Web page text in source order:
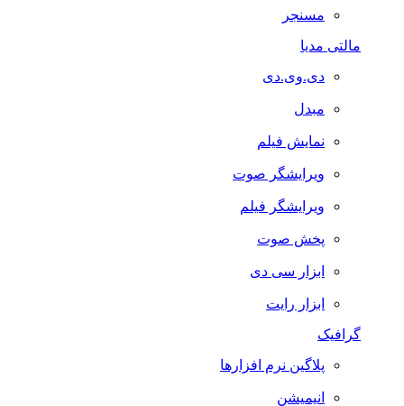
مسنجر
مالتی مدیا
دی.وی.دی
مبدل
نمایش فیلم
ویرایشگر صوت
ویرایشگر فیلم
پخش صوت
ابزار سی دی
ابزار رایت
گرافیک
پلاگین نرم افزارها
انیمیشن